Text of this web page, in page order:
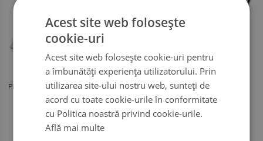
PLĂCILE DE VINIL STEAUA IN PIATA
PREȚ:214.99 LEI
PLĂCI DIN VINIL STELE DE
GEOMETRIE
Acest site web folosește
cookie-uri
Acest site web folosește cookie-uri pentru
a îmbunătăți experiența utilizatorului. Prin
utilizarea site-ului nostru web, sunteți de
acord cu toate cookie-urile în conformitate
cu Politica noastră privind cookie-urile.
Află mai multe